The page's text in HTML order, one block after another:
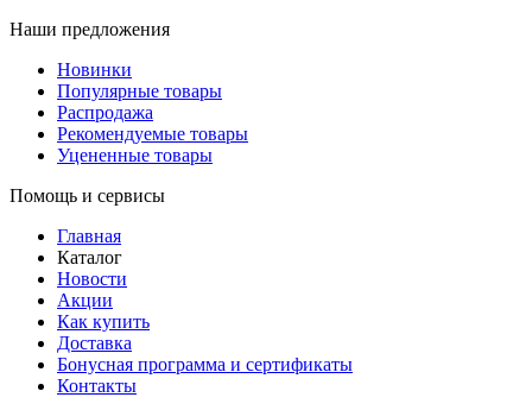
Наши предложения
Новинки
Популярные товары
Распродажа
Рекомендуемые товары
Уцененные товары
Помощь и сервисы
Главная
Каталог
Новости
Акции
Как купить
Доставка
Бонусная программа и сертификаты
Контакты